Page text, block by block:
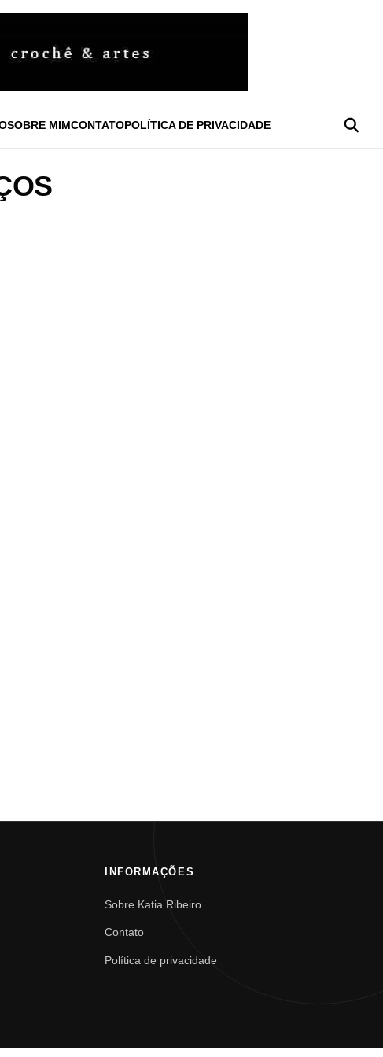
SOBRE MIMCONTATOPOLÍTICA DE PRIVACIDADE
INFORMAÇÕES
Sobre Katia Ribeiro
Contato
Política de privacidade